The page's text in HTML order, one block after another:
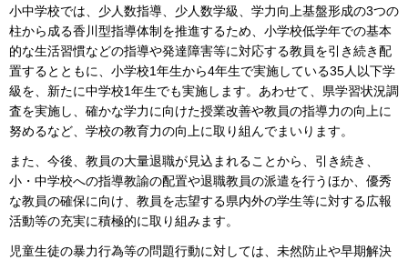
小中学校では、少人数指導、少人数学級、学力向上基盤形成の3つの
柱から成る香川型指導体制を推進するため、小学校低学年での基本
的な生活習慣などの指導や発達障害等に対応する教員を引き続き配
置するとともに、小学校1年生から4年生で実施している35人以下学
級を、新たに中学校1年生でも実施します。あわせて、県学習状況調
査を実施し、確かな学力に向けた授業改善や教員の指導力の向上に
努めるなど、学校の教育力の向上に取り組んでまいります。
また、今後、教員の大量退職が見込まれることから、引き続き、
小・中学校への指導教諭の配置や退職教員の派遣を行うほか、優秀
な教員の確保に向け、教員を志望する県内外の学生等に対する広報
活動等の充実に積極的に取り組みます。
児童生徒の暴力行為等の問題行動に対しては、未然防止や早期解決